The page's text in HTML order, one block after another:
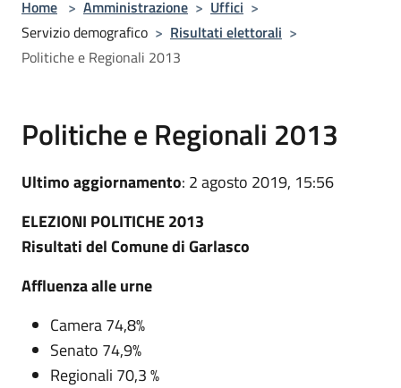
Home > Amministrazione > Uffici >
Servizio demografico > Risultati elettorali >
Politiche e Regionali 2013
Politiche e Regionali 2013
Ultimo aggiornamento: 2 agosto 2019, 15:56
ELEZIONI POLITICHE 2013
Risultati del Comune di Garlasco
Affluenza alle urne
Camera 74,8%
Senato 74,9%
Regionali 70,3 %